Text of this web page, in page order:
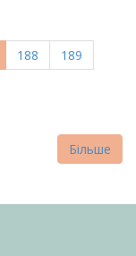
Page
188 Page
189
Більше